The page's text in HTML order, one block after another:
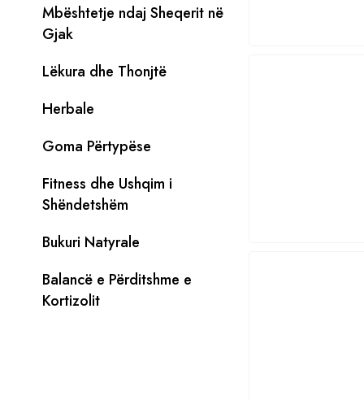
Mbështetje ndaj Sheqerit në
Gjak
Lëkura dhe Thonjtë
Herbale
Goma Përtypëse
Fitness dhe Ushqim i
Shëndetshëm
Bukuri Natyrale
Balancë e Përditshme e
Kortizolit